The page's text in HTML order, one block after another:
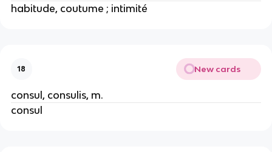
habitude, coutume ; intimité
18 New cards
consul, consulis, m.
consul